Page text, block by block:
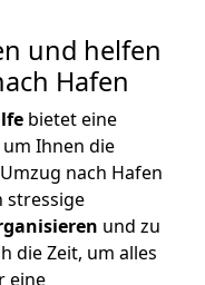
und helfen
Hafen
bietet eine
Ihnen die
nach Hafen
stressige
und zu
die Zeit, um alles
eine